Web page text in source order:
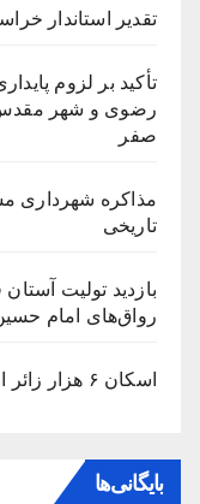
تقدیر استاندار
تأکید بر لزوم
رضوی و شهر مقدس
صفر
تاریخی
بازدید تولیت
رواق‌های امام
اسکان ۶ هزار زائر اربعین در موکب امام رضا(ع)
بایگانی‌ها